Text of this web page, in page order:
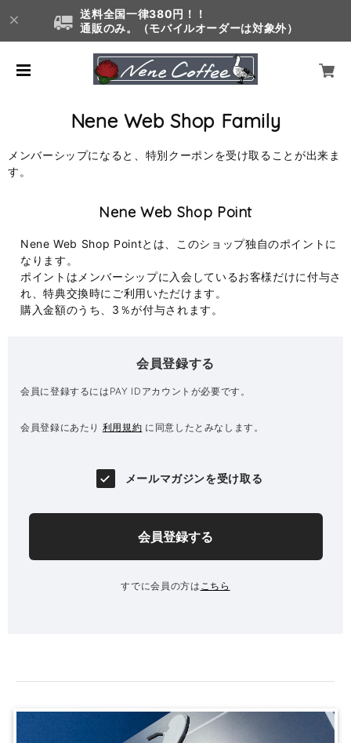
送料全国一律380円！！
通販のみ。（モバイルオーダーは対象外）
Nene Web Shop Family
メンバーシップになると、特別クーポンを受け取ることが出来ま
す。
Nene Web Shop Point
Nene Web Shop Pointとは、このショップ独自のポイントに
なります。
ポイントはメンバーシップに入会しているお客様だけに付与さ
れ、特典交換時にご利用いただけます。
購入金額のうち、3％が付与されます。
会員登録する
会員に登録するにはPAY IDアカウントが必要です。
会員登録にあたり 利用規約 に同意したとみなします。
メールマガジンを受け取る
会員登録する
すでに会員の方は こちら